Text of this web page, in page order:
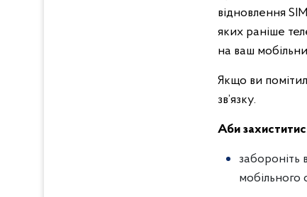
відновлення
яких раніше
на ваш
Якщо ви
зв’язку.
Аби
забороніть
мобільного